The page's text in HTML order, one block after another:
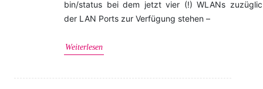
bin/status bei dem jetzt vier (!) WLANs
der LAN Ports zur Verfügung stehen –
Weiterlesen